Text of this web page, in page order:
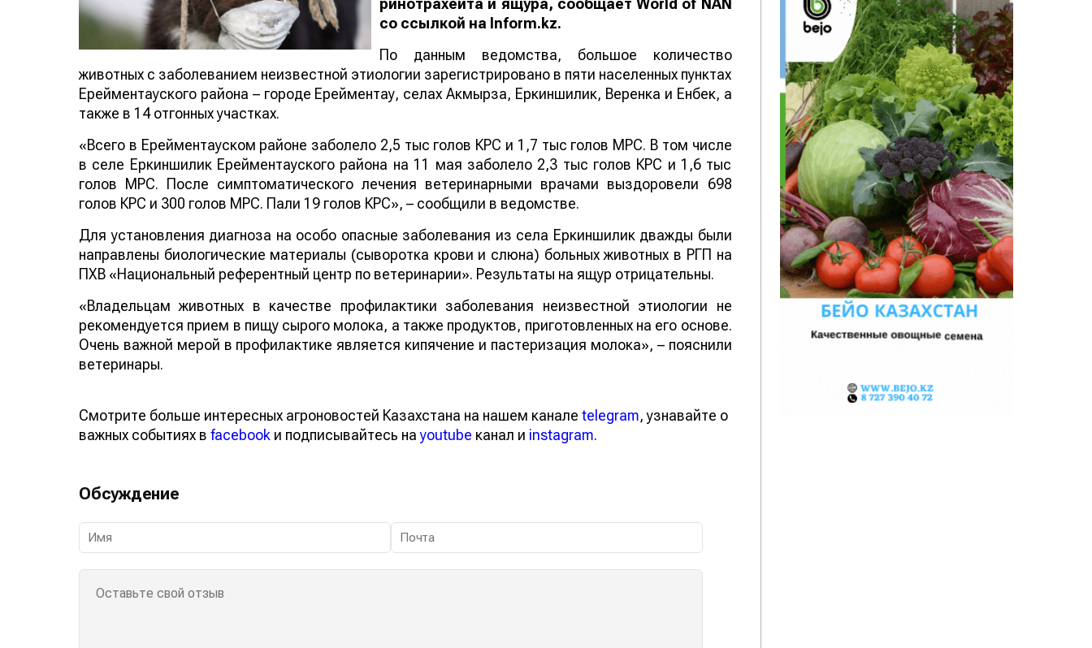
ринотрахеита и ящура, сообщает World of NAN
со ссылкой на Inform.kz.
По данным ведомства, большое количество
животных с заболеванием неизвестной этиологии зарегистрировано в пяти населенных пунктах
Ерейментауского района – городе Ерейментау, селах Акмырза, Еркиншилик, Веренка и Енбек, а
также в 14 отгонных участках.
«Всего в Ерейментауском районе заболело 2,5 тыс голов КРС и 1,7 тыс голов МРС. В том числе
в селе Еркиншилик Ерейментауского района на 11 мая заболело 2,3 тыс голов КРС и 1,6 тыс
голов МРС. После симптоматического лечения ветеринарными врачами выздоровели 698
голов КРС и 300 голов МРС. Пали 19 голов КРС», – сообщили в ведомстве.
Для установления диагноза на особо опасные заболевания из села Еркиншилик дважды были
направлены биологические материалы (сыворотка крови и слюна) больных животных в РГП на
ПХВ «Национальный референтный центр по ветеринарии». Результаты на ящур отрицательны.
«Владельцам животных в качестве профилактики заболевания неизвестной этиологии не
рекомендуется прием в пищу сырого молока, а также продуктов, приготовленных на его основе.
Очень важной мерой в профилактике является кипячение и пастеризация молока», – пояснили
ветеринары.
Смотрите больше интересных агроновостей Казахстана на нашем канале telegram, узнавайте о
важных событиях в facebook и подписывайтесь наyoutube канал и instagram.
Обсуждение